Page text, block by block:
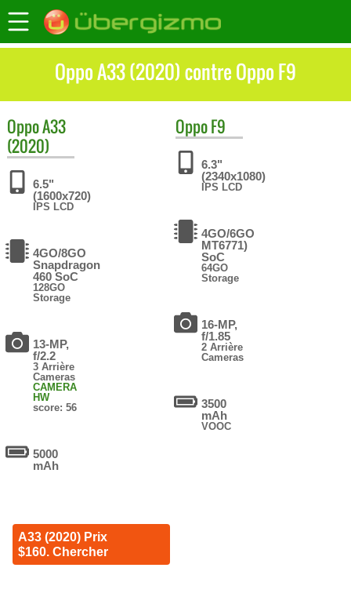
Oppo A33 (2020) contre Oppo F9
OppoA33
(2020)
6.5"
(1600x720)
IPS LCD
4GO/8GO
Snapdragon
460 SoC
128GO
Storage
13-MP,
f/2.2
3 Arrière
Cameras
CAMERA
HW
score: 56
5000
mAh
A33 (2020) Prix
$160. Chercher
OppoF9
6.3"
(2340x1080)
IPS LCD
4GO/6GO
MT6771)
SoC
64GO
Storage
16-MP,
f/1.85
2 Arrière
Cameras
3500
mAh
VOOC